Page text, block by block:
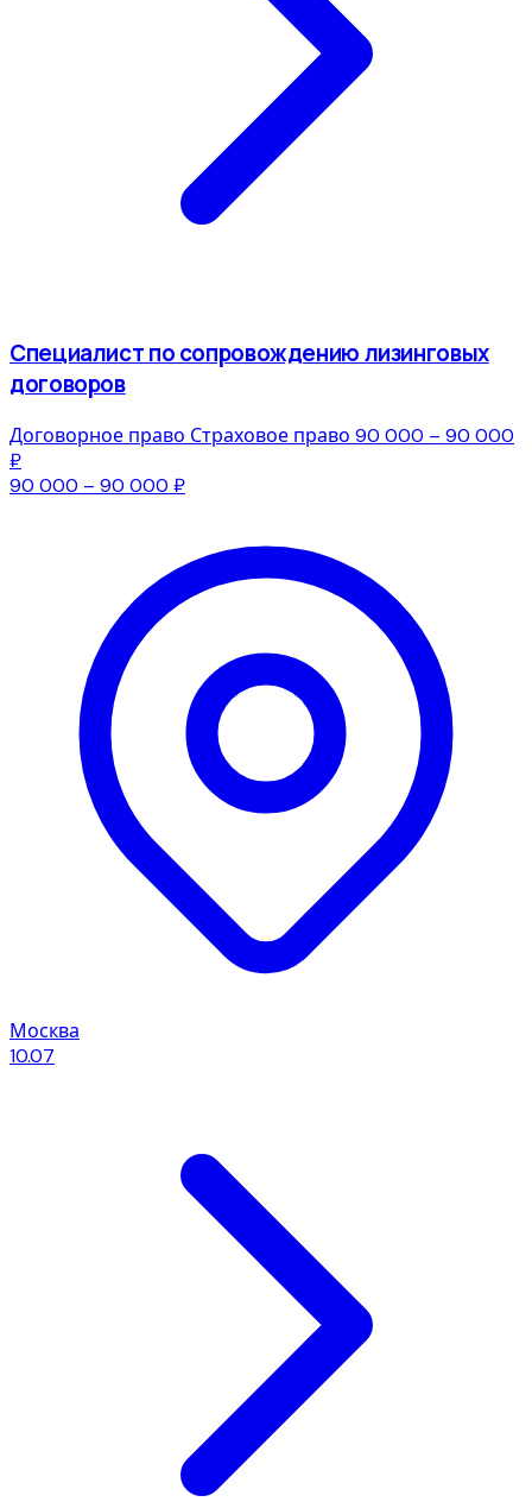
Специалист по сопровождению лизинговых
договоров
Договорное право Страховое право 90 000 – 90 000
₽
90 000 – 90 000 ₽
Москва
10.07